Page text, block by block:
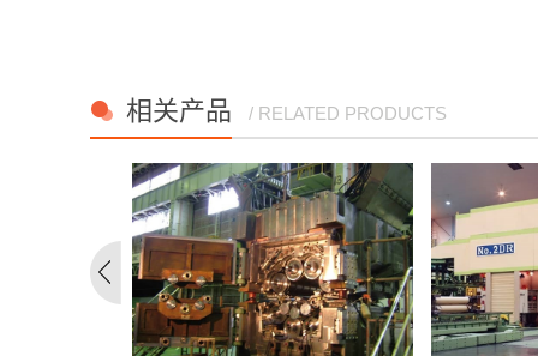
相关产品 / RELATED PRODUCTS